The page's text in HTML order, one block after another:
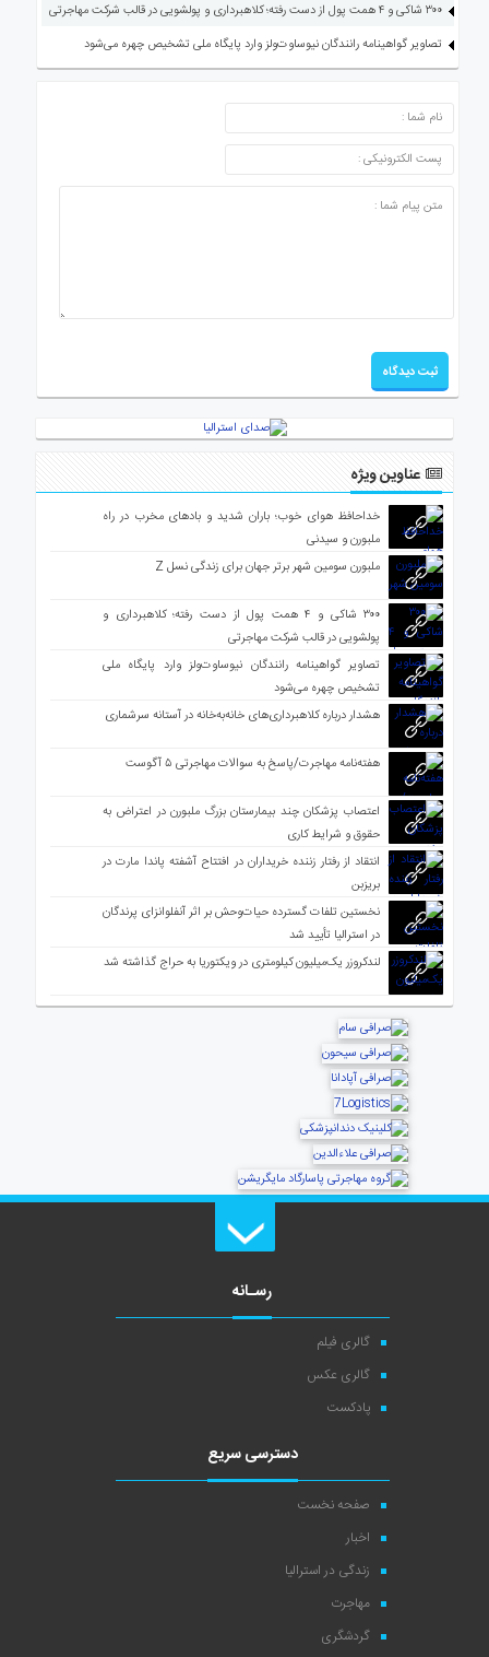
۳۰۰ شاکی و ۴ همت پول از دست رفته؛ کلاهبرداری و پولشویی در قالب شرکت مهاجرتی
تصاویر گواهینامه رانندگان نیوساوت‌ولز وارد پایگاه ملی تشخیص چهره می‌شود
ارسال دیدگاه
عناوین ویژه
خداحافظ هوای خوب؛ باران شدید و بادهای مخرب در راه
ملبورن و سیدنی
ملبورن سومین شهر برتر جهان برای زندگی نسل Z
۳۰۰ شاکی و ۴ همت پول از دست رفته؛ کلاهبرداری و
پولشویی در قالب شرکت مهاجرتی
تصاویر گواهینامه رانندگان نیوساوت‌ولز وارد پایگاه ملی
تشخیص چهره می‌شود
هشدار درباره کلاهبرداری‌های خانه‌به‌خانه در آستانه سرشماری
هفته‌نامه مهاجرت/پاسخ به سوالات مهاجرتی ۵ آگوست
اعتصاب پزشکان چند بیمارستان بزرگ ملبورن در اعتراض به
حقوق و شرایط کاری
انتقاد از رفتار زننده خریداران در افتتاح آشفته پاندا مارت در
بریزبن
نخستین تلفات گسترده حیات‌وحش بر اثر آنفلوانزای پرندگان
در استرالیا تأیید شد
لندکروزر یک‌میلیون کیلومتری در ویکتوریا به حراج گذاشته شد
رسـانه
گالری فیلم
گالری عکس
پادکست
دسترسی سریع
صفحه نخست
اخبار
زندگی در استرالیا
مهاجرت
گردشگری